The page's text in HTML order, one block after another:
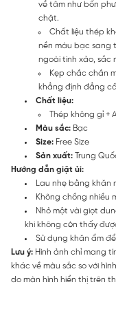
về tâm như bốn
chặt.
Chất liệu thép
nền màu bạc sang
ngoài tinh xảo, sắc
Kẹp chắc chắn
khẳng định đẳng
Chất liệu:
Thép không gỉ +
Màu sắc: Bạc
Size: Free Size
Sản xuất: Trung
Hướng dẫn giặt ủi:
Lau nhẹ bằng khăn
Không chồng nhiều
Nhỏ một vài giọt
khi không còn thấy
Sử dụng khăn ẩm
Lưu ý: Hình ảnh chỉ mang
khác về màu sắc so với
do màn hình hiển thị trên